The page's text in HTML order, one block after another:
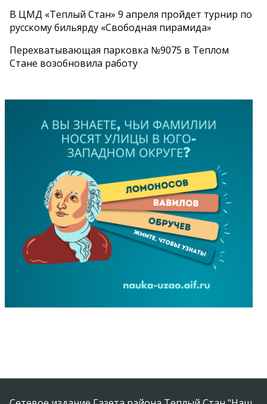
В ЦМД «Теплый Стан» 9 апреля пройдет турнир по
русскому бильярду «Свободная пирамида»
Перехватывающая парковка №9075 в Теплом
Стане возобновила работу